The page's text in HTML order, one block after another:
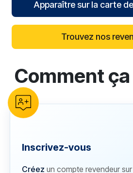
Apparaître sur la carte
Trouvez nos
reCAPTCHA verification
Comment
Inscrivez-vous
Créez un compte revendeur